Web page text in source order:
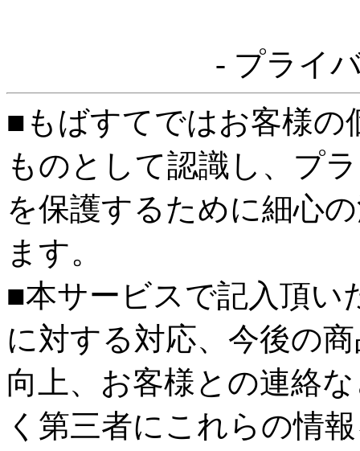
- プライ
■もばすてではお客様の
ものとして認識し、プ
を保護するために細心
ます。
■本サービスで記入頂い
に対する対応、今後の
向上、お客様との連絡
く第三者にこれらの情